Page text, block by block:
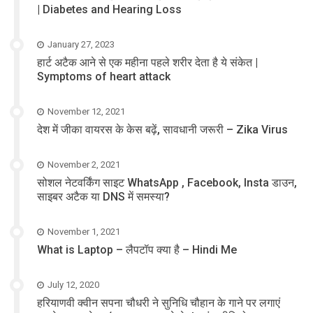
| Diabetes and Hearing Loss
January 27, 2023
हार्ट अटैक आने से एक महीना पहले शरीर देता है ये संकेत |
Symptoms of heart attack
November 12, 2021
देश में जीका वायरस के केस बढ़ें, सावधानी जरूरी – Zika Virus
November 2, 2021
सोशल नेटवर्किंग साइट WhatsApp , Facebook, Insta डाउन,
साइबर अटैक या DNS में समस्या?
November 1, 2021
What is Laptop – लैपटॉप क्या है – Hindi Me
July 12, 2020
हरियाणवी क्वीन सपना चौधरी ने सुनिधि चौहान के गाने पर लगाएं